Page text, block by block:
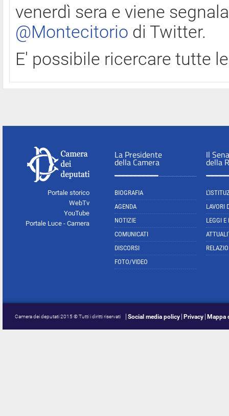
venerdì sera e viene
@Montecitorio di Twitter.
E' possibile ricercare tutte
Portale storico
WebTv
YouTube
Portale Luce - Camera
La Presidente
della Camera
BIOGRAFIA
AGENDA
NOTIZIE
COMUNICATI
DISCORSI
FOTO/VIDEO
Il
della
LAVORI
LEGGI E
Camera dei deputati 2015 © Tutti i diritti riservati Social media policy Privacy Mappa